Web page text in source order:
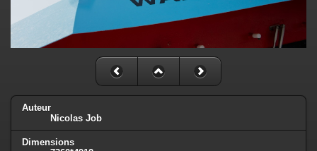
Auteur
Nicolas Job
Dimensions